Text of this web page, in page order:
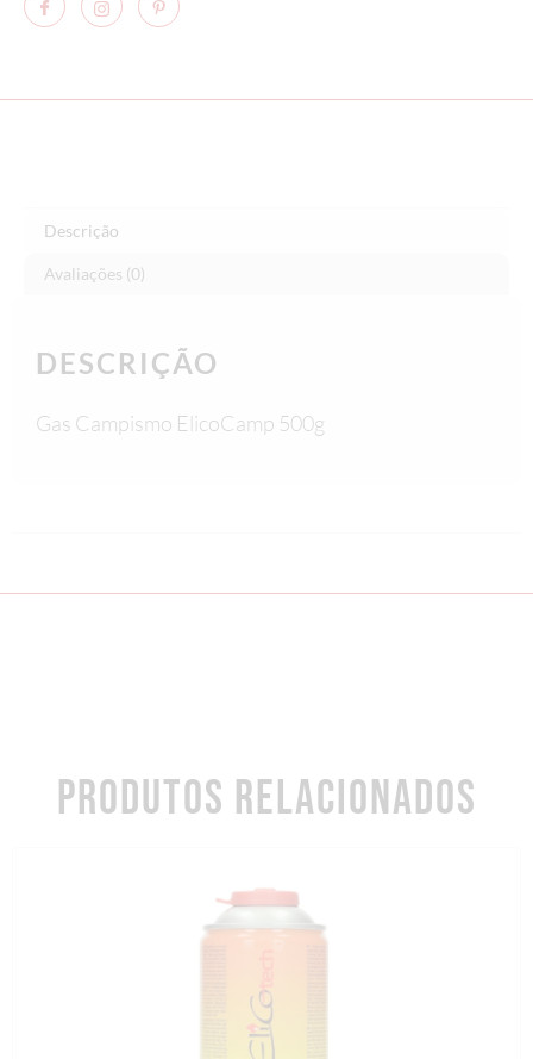
Descrição
Avaliações (0)
DESCRIÇÃO
Gas Campismo ElicoCamp 500g
PRODUTOS RELACIONADOS